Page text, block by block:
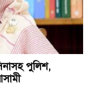
পুলিশ,